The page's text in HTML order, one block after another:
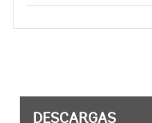
DESCARGAS